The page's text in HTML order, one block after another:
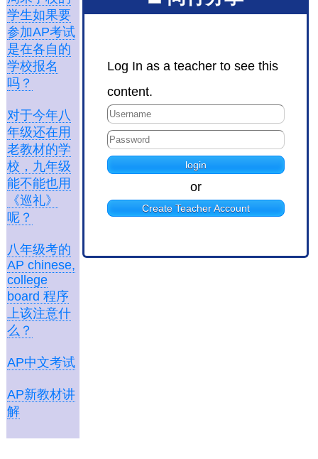
学生如果要
参加AP考试
是在各自的
学校报名
吗？
对于今年八
年级还在用
老教材的学
校，九年级
能不能也用
《巡礼》
呢？
八年级考的
AP chinese,
college
board 程序
上该注意什
么？
AP中文考试
AP新教材讲
解
Log In as a teacher to see this
content.
or
Create Teacher Account